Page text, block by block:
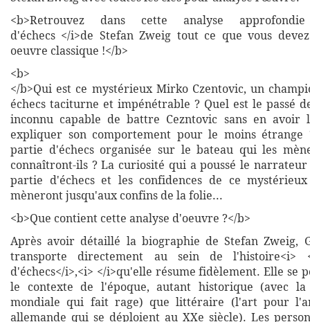
<b>Retrouvez dans cette analyse
d'échecs </i>de Stefan Zweig tout ce que vous
oeuvre classique !</b>
<b>
</b>Qui est ce mystérieux Mirko Czentovic, un
échecs taciturne et impénétrable ? Quel est le passé
inconnu capable de battre Cezntovic sans en avoir
expliquer son comportement pour le moins étrange
partie d'échecs organisée sur le bateau qui les
connaîtront-ils ? La curiosité qui a poussé le
partie d'échecs et les confidences de ce
mèneront jusqu'aux confins de la folie...
<b>Que contient cette analyse d'oeuvre ?</b>
Après avoir détaillé la biographie de Stefan Zweig,
transporte directement au sein de l'histoire<i>
d'échecs</i>,<i> </i>qu'elle résume fidèlement. Elle se
le contexte de l'époque, autant historique (avec la
mondiale qui fait rage) que littéraire (l'art pour
allemande qui se déploient au XXe siècle). Les